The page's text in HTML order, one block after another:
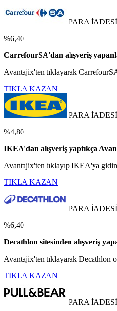
PARA İADESİ
%6,40
CarrefourSA'dan alışveriş
Avantajix'ten tıklayarak
TIKLA KAZAN
PARA İADESİ
%4,80
IKEA'dan alışveriş yaptıkça
Avantajix'ten tıklayıp IKEA'ya
TIKLA KAZAN
PARA İADESİ
%6,40
Decathlon sitesinden alışveriş
Avantajix'ten tıklayarak Decathlon
TIKLA KAZAN
PARA İADESİ